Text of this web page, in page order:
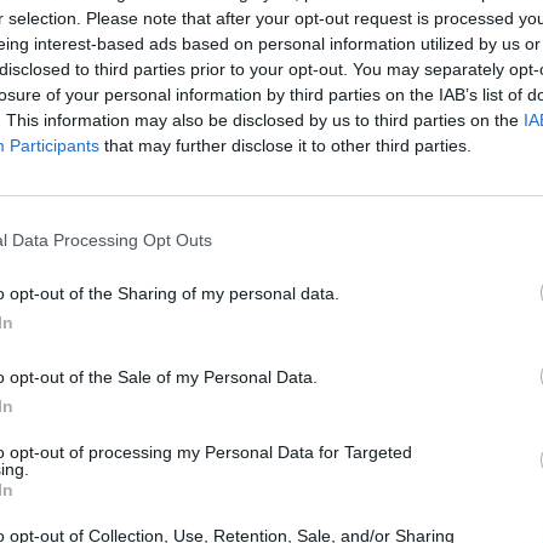
selection. Please note that after your opt-out request is processed
interest-based ads based on personal information utilized by us
to third parties prior to your opt-out. You may separately
of your personal information by third parties on the IAB’s list of
This information may also be disclosed by us to third parties on the
Participants that may further disclose it to other third parties.
Data Processing Opt Outs
opt-out of the Sharing of my personal data.
opt-out of the Sale of my Personal Data.
opt-out of processing my Personal Data for Targeted
opt-out of Collection, Use, Retention, Sale, and/or Sharing
che la Tari non è un tributo ma
a un servizio reso. E quindi può
dall'Iva. Una domanda, però,
Se l'Iva nel 2010 era stata tolta, per
la bolletta dei rifiuti non si è abbassata
del 10% consentendo ai romani di
Il motivo è semplice: perché l'Ama
del 10% facendo in modo che i
I romani non hanno notato la differenza
il 10%. L'unico a perderci è
dall'Iva. È per questo motivo che
la circolare inviata lo scorso 11
deciso di reintrodurla. Quindi, in realtà,
che arriverrano nella prossima bolletta di
il frutto degli aumenti operati dall'Ama
Tanto per fare qualche esempio, un
Rudy Giuliani a Come States?
americana